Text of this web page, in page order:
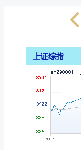
上证综指